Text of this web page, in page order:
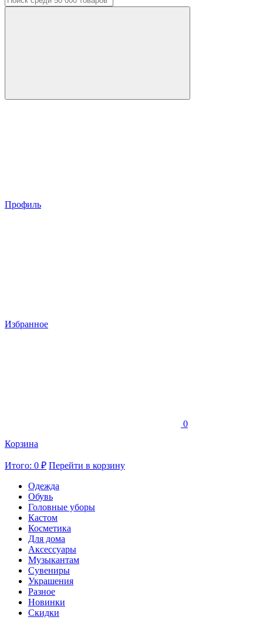
Профиль
Избранное
0
Корзина
Итого: 0 ₽ Перейти в корзину
Одежда
Обувь
Головные уборы
Кастом
Косметика
Для дома
Аксессуары
Музыкантам
Сувениры
Украшения
Разное
Новинки
Скидки